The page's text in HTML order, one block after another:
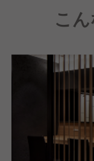
こ